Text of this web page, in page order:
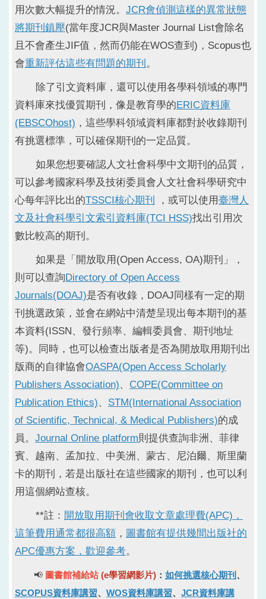
用次數大幅提升的情況。 JCR會偵測這樣的異常狀態
將期刊鎮壓(當年度JCR與Master Journal List會除名
且不會產生JIF值，然而仍能在WOS查到)，Scopus也
會重新評估這些有問題的期刊 。
除了引文資料庫，還可以使用各學科領域的專門
資料庫來找優質期刊，像是教育學的 ERIC資料庫
(EBSCOhost) ，這些學科領域資料庫都對於收錄期刊
有挑選標準，可以確保期刊的一定品質。
如果您想要確認人文社會科學中文期刊的品質，
可以參考國家科學及技術委員會人文社會科學研究中
心每年評比出的TSSCI核心期刊 ，或可以使用臺灣人
文及社會科學引文索引資料庫(TCI HSS)找出引用次
數比較高的期刊。
如果是「開放取用(Open Access, OA)期刊」，
則可以查詢 Directory of Open Access
Journals(DOAJ)是否有收錄，DOAJ同樣有一定的期
刊挑選政策，並會在網站中清楚呈現出每本期刊的基
本資料(ISSN、發行頻率、編輯委員會、期刊地址
等)。同時，也可以檢查出版者是否為開放取用期刊出
版商的自律協會OASPA(Open Access Scholarly
Publishers Association)、 COPE(Committee on
Publication Ethics)、 STM(International Association
of Scientific, Technical, & Medical Publishers)的成
員。 Journal Online platform則提供查詢非洲、菲律
賓、越南、孟加拉、中美洲、蒙古、尼泊爾、斯里蘭
卡的期刊，若是出版社在這些國家的期刊，也可以利
用這個網站查核。
**註： 開放取用期刊會收取文章處理費(APC)，
這筆費用通常都很高額 ， 圖書館有提供幾間出版社的
APC優惠方案，歡迎參考。
📢 圖書館補給站(e學習網影片) ： 如何挑選核心期刊 、
SCOPUS資料庫講習、 WOS資料庫講習、 JCR資料庫講